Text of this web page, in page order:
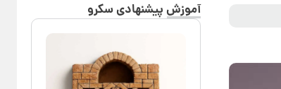
آموزش پیشنهادی سکرو